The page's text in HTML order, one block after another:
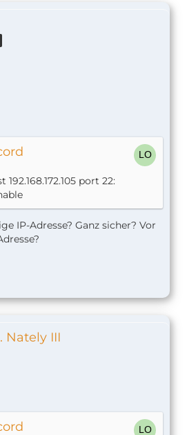
port 22:
IP-Adresse? Ganz sicher? Vor
Nately III